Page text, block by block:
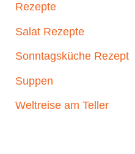
Rezepte
Salat Rezepte
Sonntagsküche Rezept
Suppen
Weltreise am Teller